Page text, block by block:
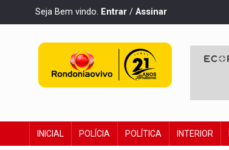
Seja Bem vindo. Entrar / Assinar
INICIAL POLÍCIA POLÍTICA INTERIOR